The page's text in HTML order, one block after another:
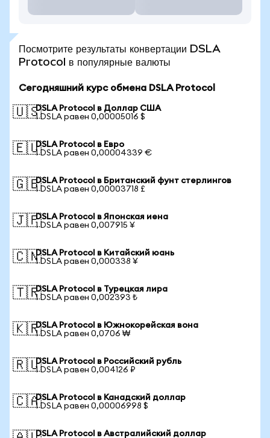
Посмотрите результаты конвертации DSLA
Protocol в популярные валюты
Сегодняшний курс обмена DSLA Protocol
🇺🇸DSLA Protocol в Доллар США
1 DSLA равен 0,00005016 $
🇪🇺DSLA Protocol в Евро
1 DSLA равен 0,00004339 €
🇬🇧DSLA Protocol в Британский фунт стерлингов
1 DSLA равен 0,00003718 £
🇯🇵DSLA Protocol в Японская иена
1 DSLA равен 0,007915 ¥
🇨🇳DSLA Protocol в Китайский юань
1 DSLA равен 0,000338 ¥
🇹🇷DSLA Protocol в Турецкая лира
1 DSLA равен 0,002393 ₺
🇰🇷DSLA Protocol в Южнокорейская вона
1 DSLA равен 0,0706 ₩
🇷🇺DSLA Protocol в Российский рубль
1 DSLA равен 0,004126 ₽
🇨🇦DSLA Protocol в Канадский доллар
1 DSLA равен 0,00006998 $
DSLA Protocol в Австралийский доллар